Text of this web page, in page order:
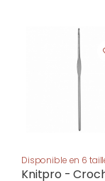
Disponible en 6
Knitpro -